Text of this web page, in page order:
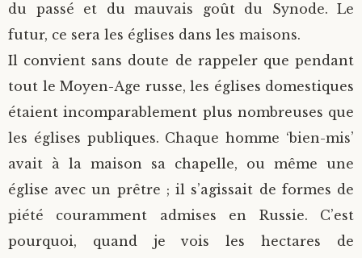
du passé et du mauvais goût du Synode. Le
futur, ce sera les églises dans les maisons.
Il convient sans doute de rappeler que pendant
tout le Moyen-Age russe, les églises domestiques
étaient incomparablement plus nombreuses que
les églises publiques. Chaque homme ‘bien-mis’
avait à la maison sa chapelle, ou même une
église avec un prêtre ; il s’agissait de formes de
piété couramment admises en Russie. C’est
pourquoi, quand je vois les hectares de